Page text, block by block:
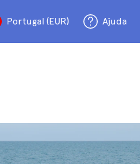
Portugal (EUR) Ajuda